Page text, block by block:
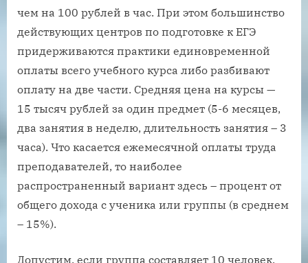
чем на 100 рублей в час. При этом большинство
действующих центров по подготовке к ЕГЭ
придерживаются практики единовременной
оплаты всего учебного курса либо разбивают
оплату на две части. Средняя цена на курсы —
15 тысяч рублей за один предмет (5-6 месяцев,
два занятия в неделю, длительность занятия – 3
часа). Что касается ежемесячной оплаты труда
преподавателей, то наиболее
распространенный вариант здесь – процент от
общего дохода с ученика или группы (в среднем
– 15%).
Допустим, если группа составляет 10 человек,